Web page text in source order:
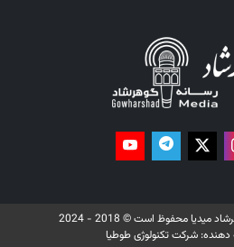
محفوظ است © 2018 - 2024
شرکت تکنولوژی طوطیا